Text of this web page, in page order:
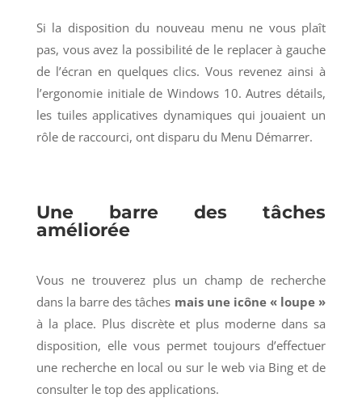
Si la disposition du nouveau menu ne vous plaît
pas, vous avez la possibilité de le replacer à gauche
de l’écran en quelques clics. Vous revenez ainsi à
l’ergonomie initiale de Windows 10.Autres détails,
les tuiles applicatives dynamiques qui jouaient un
rôle de raccourci, ont disparu du Menu Démarrer.
Une barre des tâches
améliorée
Vous ne trouverez plus un champ de recherche
dans la barre des tâches mais une icône « loupe »
à la place. Plus discrète et plus moderne dans sa
disposition, elle vous permet toujours d’effectuer
une recherche en local ou sur le web via Bing et de
consulter le top des applications.